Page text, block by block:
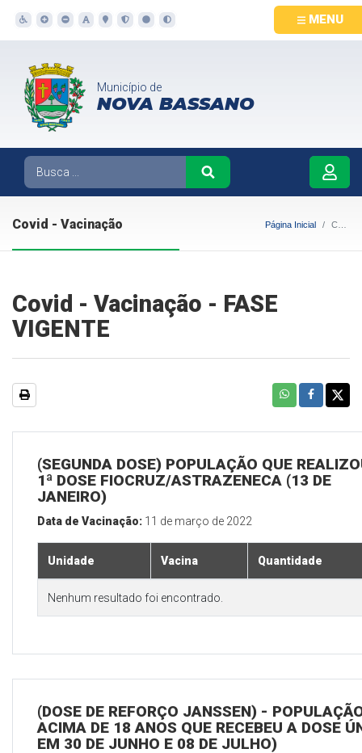
MENU
Município de
NOVA BASSANO
Covid - Vacinação Página Inicial Covid - Vacinação
Covid - Vacinação - FASE
VIGENTE
(SEGUNDA DOSE) POPULAÇÃO QUE
1ª DOSE FIOCRUZ/ASTRAZENECA (13 DE
JANEIRO)
Data de Vacinação: 11 de março de 2022
Unidade Vacina Quantidade
Nenhum resultado foi encontrado.
(DOSE DE REFORÇO JANSSEN) -
ACIMA DE 18 ANOS QUE RECEBEU A DOSE
EM 30 DE JUNHO E 08 DE JULHO)